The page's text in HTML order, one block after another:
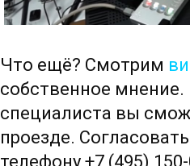
Что ещё? Смотрим
собственное
специалиста вы
проезде.
телефону +7 (495)